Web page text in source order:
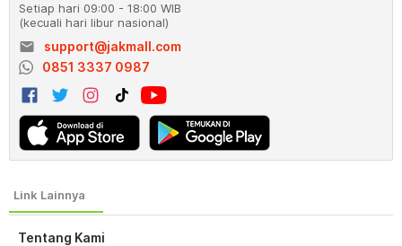
Tentang Kami
Setiap hari 09:00 - 18:00 WIB
(kecuali hari libur nasional)
email
support@jakmall.com
0851 3337 0987